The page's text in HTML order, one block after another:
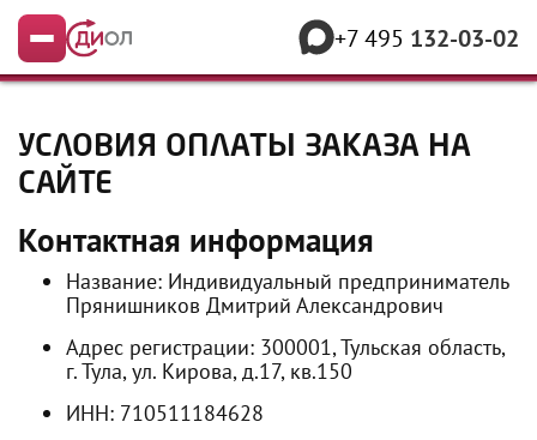
Меню +7 495 132-03-02
УСЛОВИЯ ОПЛАТЫ ЗАКАЗА НА
САЙТЕ
Контактная информация
Название: Индивидуальный предприниматель
Прянишников Дмитрий Александрович
Адрес регистрации: 300001, Тульская область,
г. Тула, ул. Кирова, д.17, кв.150
ИНН: 710511184628